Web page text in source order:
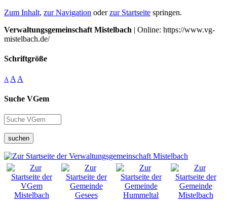
Zum Inhalt, zur Navigation oderzur Startseite springen.
Verwaltungsgemeinschaft Mistelbach | Online: https://www.vg-
mistelbach.de/
Schriftgröße
A A A
Suche VGem
suchen